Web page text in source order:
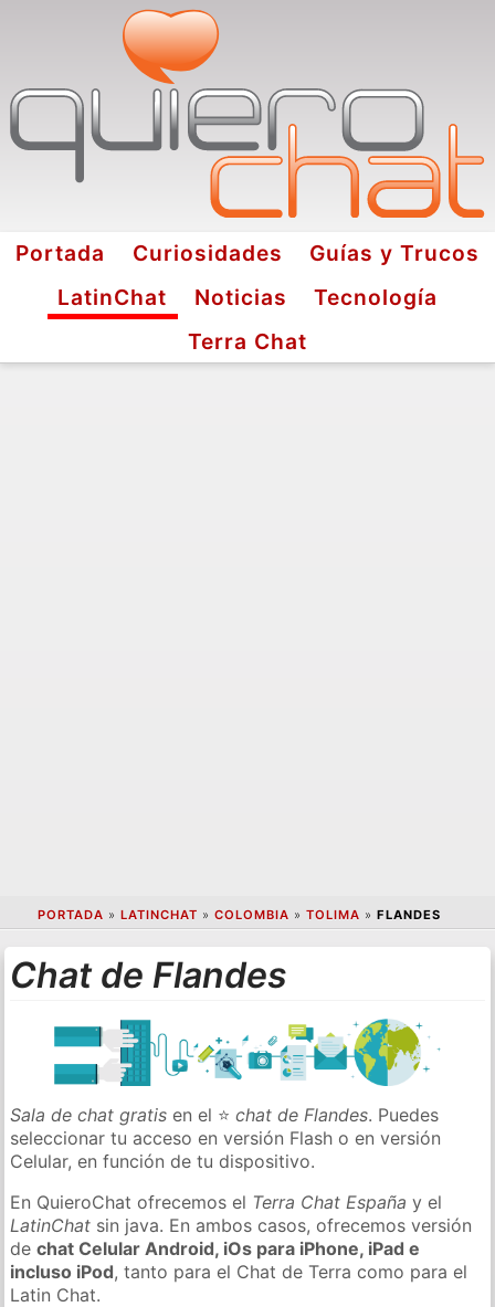
Portada Curiosidades
Guías y Trucos
LatinChat
Noticias
Tecnología
Terra Chat
PORTADA » LATINCHAT » COLOMBIA » TOLIMA » FLANDES
Chat de Flandes
Sala de chat gratis en el ⭐chat de Flandes. Puedes
seleccionar tu acceso en versión Flash o en versión
Celular, en función de tu dispositivo.
En QuieroChat ofrecemos el Terra Chat España y el
LatinChat sin java. En ambos casos, ofrecemos versión
dechat Celular Android, iOs para iPhone, iPad e
incluso iPod, tanto para el Chat de Terra como para el
Latin Chat.